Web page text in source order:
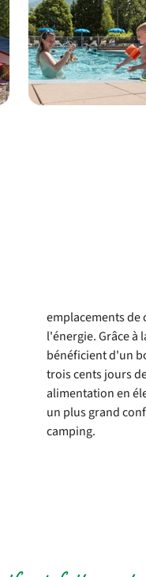
emplacements
l'énergie. Grâce à
bénéficient d'un
trois cents jours
alimentation en
un plus grand
camping.